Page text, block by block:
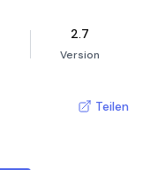
2.7
Version
Teilen